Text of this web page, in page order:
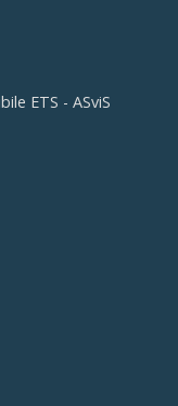
ETS - ASviS